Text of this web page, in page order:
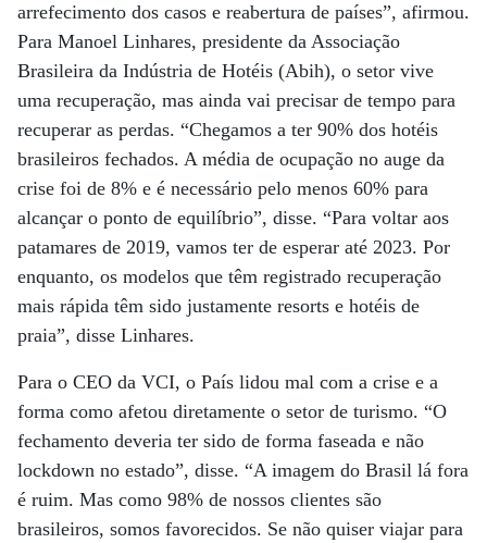
arrefecimento dos casos e reabertura de países”, afirmou.
Para Manoel Linhares, presidente da Associação
Brasileira da Indústria de Hotéis (Abih), o setor vive
uma recuperação, mas ainda vai precisar de tempo para
recuperar as perdas. “Chegamos a ter 90% dos hotéis
brasileiros fechados. A média de ocupação no auge da
crise foi de 8% e é necessário pelo menos 60% para
alcançar o ponto de equilíbrio”, disse. “Para voltar aos
patamares de 2019, vamos ter de esperar até 2023. Por
enquanto, os modelos que têm registrado recuperação
mais rápida têm sido justamente resorts e hotéis de
praia”, disse Linhares.
Para o CEO da VCI, o País lidou mal com a crise e a
forma como afetou diretamente o setor de turismo. “O
fechamento deveria ter sido de forma faseada e não
lockdown no estado”, disse. “A imagem do Brasil lá fora
é ruim. Mas como 98% de nossos clientes são
brasileiros, somos favorecidos. Se não quiser viajar para